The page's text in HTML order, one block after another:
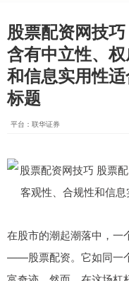
股票配资网技
含有中立性、
和信息实用性
标题
平台：联华证券
在股市的潮起潮落中，一
——股票配资。它如同一